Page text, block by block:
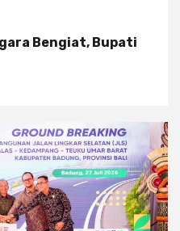
Bengiat, Bupati